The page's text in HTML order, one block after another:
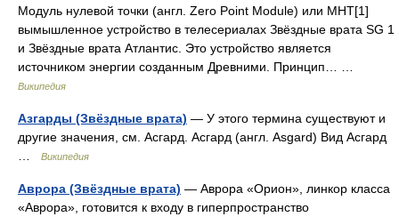
Модуль нулевой точки (англ. Zero Point Module) или МНТ[1]
вымышленное устройство в телесериалах Звёздные врата SG 1
и Звёздные врата Атлантис. Это устройство является
источником энергии созданным Древними. Принцип… …
Википедия
Азгарды (Звёздные врата) — У этого термина существуют и
другие значения, см. Асгард. Асгард (англ. Asgard) Вид Асгард
Википедия
Аврора (Звёздные врата) — Аврора «Орион», линкор класса
«Аврора», готовится к входу в гиперпространство